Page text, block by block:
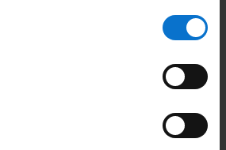
galetes del lloc web de la
docente